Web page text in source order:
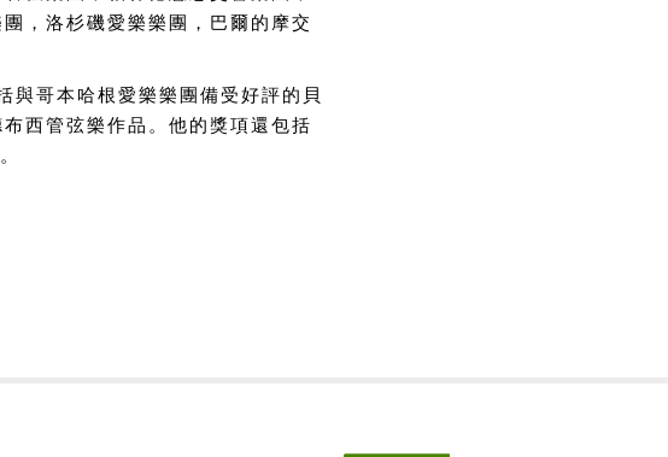
，洛杉磯愛樂樂團，巴爾的摩交
與哥本哈根愛樂樂團備受好評的貝
西管弦樂作品。他的獎項還包括